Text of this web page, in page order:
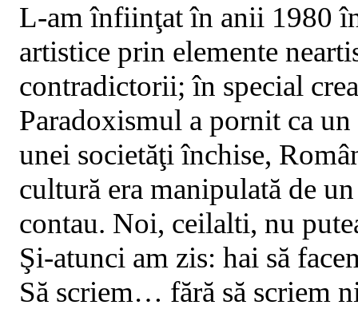
L-am înfiinţat în anii 1980
artistice prin elemente
contradictorii; în special
Paradoxismul a pornit ca
unei societăţi închise,
cultură era manipulată de
contau. Noi, ceilalti, nu
Şi-atunci am zis: hai să
Să scriem… fără să scriem